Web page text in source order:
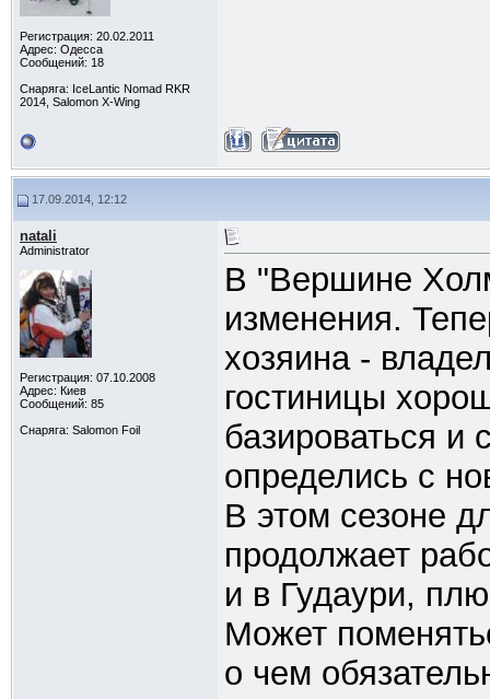
Регистрация: 20.02.2011
Адрес: Одесса
Сообщений: 18
Снаряга: IceLantic Nomad RKR
2014, Salomon X-Wing
17.09.2014, 12:12
natali
Administrator
Регистрация: 07.10.2008
Адрес: Киев
Сообщений: 85
Снаряга: Salomon Foil
В "Вершине
изменения.
хозяина -
гостиницы
базироваться и
определись с
В этом сезоне
продолжает
и в Гудаури,
Может
о чем